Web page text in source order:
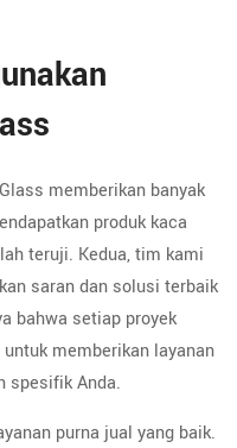
memberikan banyak
produk kaca
teruji. Kedua, tim kami
saran dan solusi terbaik
bahwa setiap proyek
memberikan layanan
spesifik Anda.
purna jual yang baik.